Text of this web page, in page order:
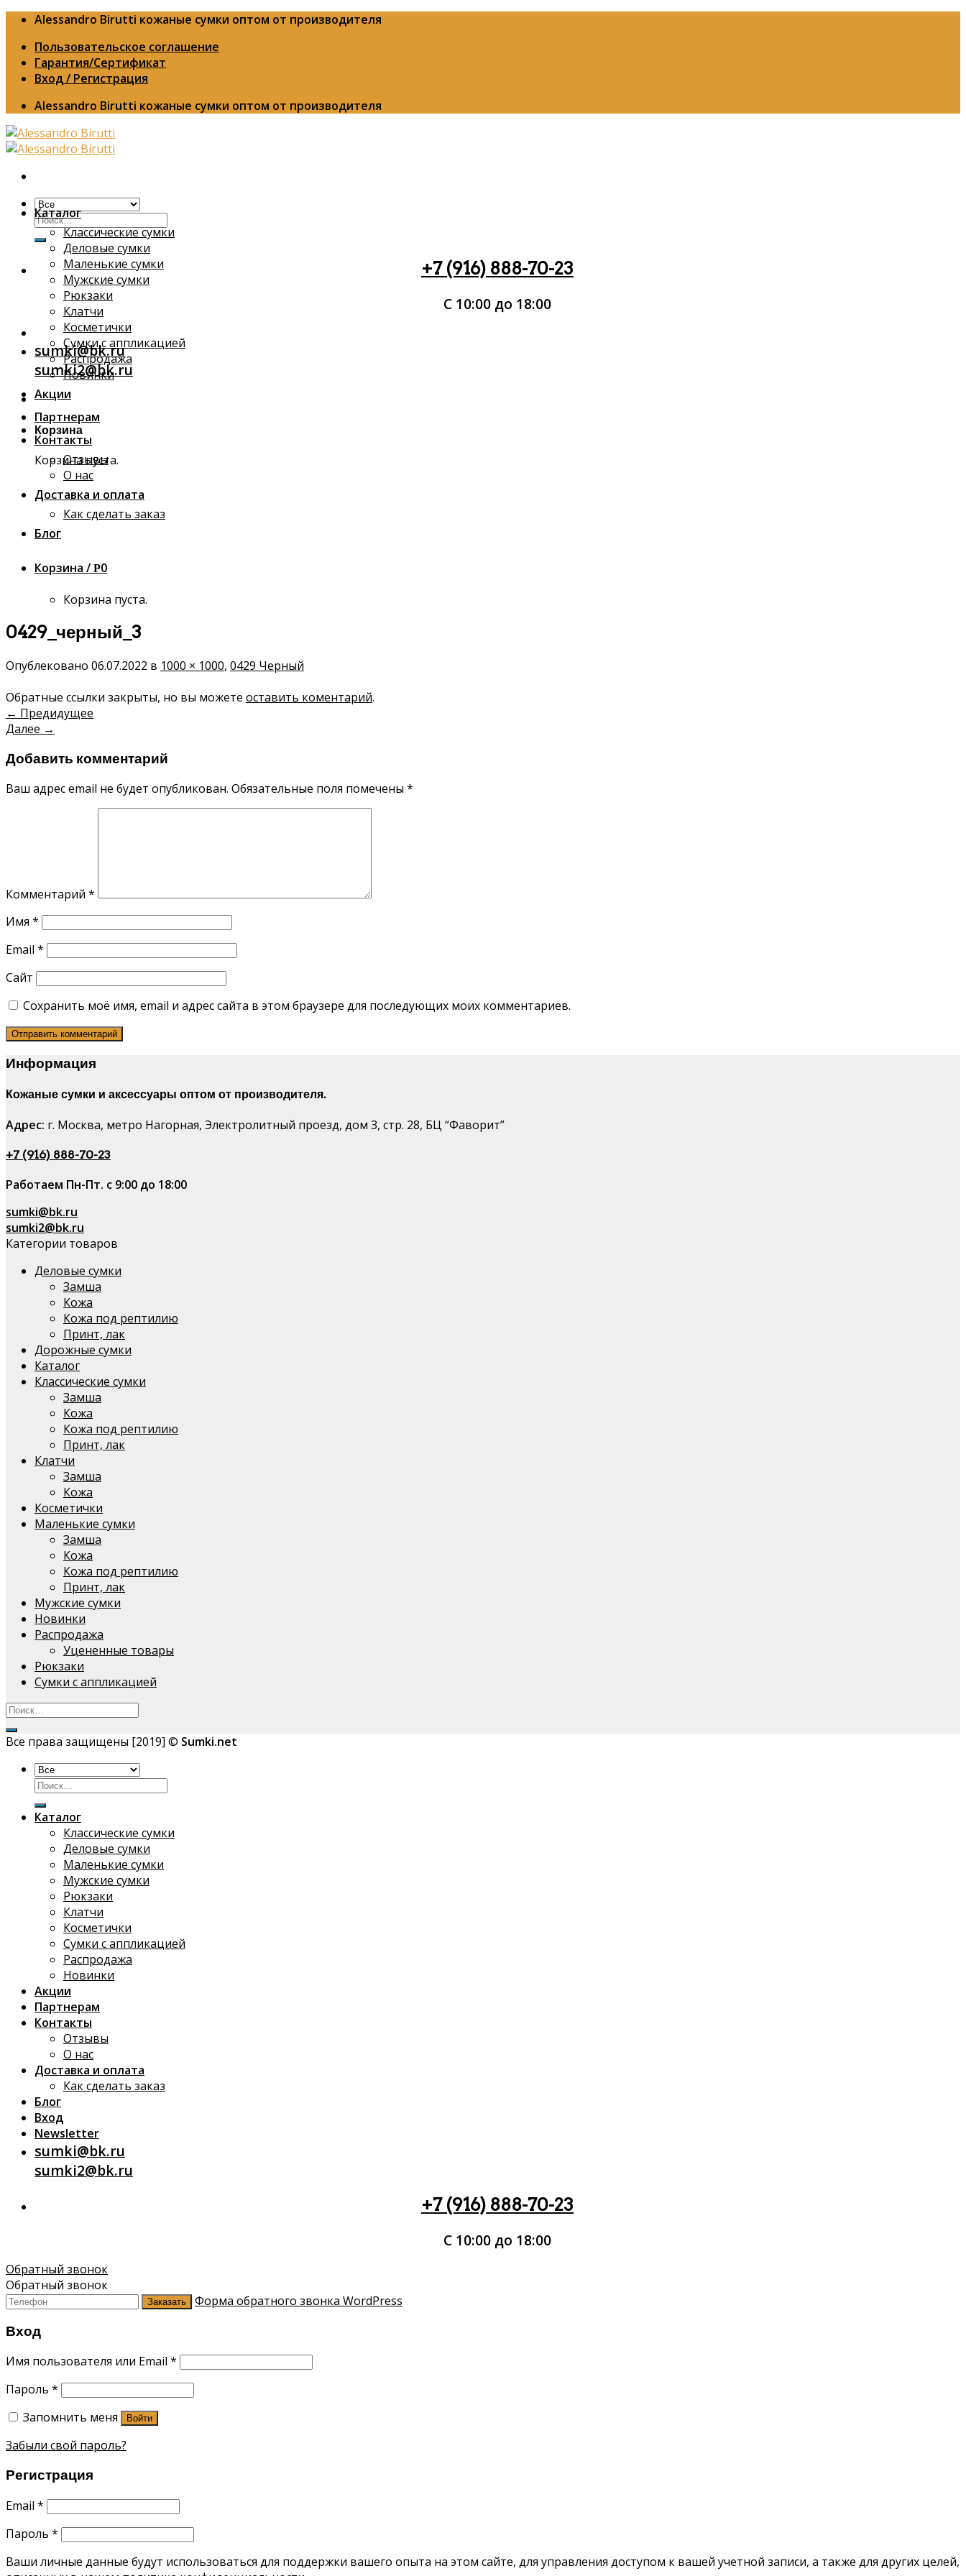
Skip
content
Alessandro Birutti кожаные сумки оптом от производителя
Пользовательское соглашение
Гарантия/Сертификат
Вход / Регистрация
Alessandro Birutti кожаные сумки оптом от производителя
Искать:
+7 (916) 888-70-23
С 10:00 до 18:00
sumki@bk.ru
sumki2@bk.ru
Корзина
Корзина пуста.
Каталог
Классические сумки
Деловые сумки
Маленькие сумки
Мужские сумки
Рюкзаки
Клатчи
Косметички
Сумки с аппликацией
Распродажа
Новинки
Акции
Партнерам
Контакты
Отзывы
О нас
Доставка и оплата
Как сделать заказ
Блог
Корзина / Р0
Корзина пуста.
0429_черный_3
Опублековано 06.07.2022 в 1000 × 1000, 0429 Черный
Обратные ссылки закрыты, но вы можете оставить коментарий.
← Предидущее
Далее →
Добавить комментарий
Ваш адрес email не будет опубликован. Обязательные поля помечены *
Комментарий *
Имя *
Email *
Сайт
Сохранить моё имя, email и адрес сайта в этом браузере для последующих моих комментариев.
Информация
Кожаные сумки и аксессуары оптом от производителя.
Адрес: г. Москва, метро Нагорная, Электролитный проезд, дом 3, стр. 28, БЦ “Фаворит”
+7 (916) 888-70-23
Работаем Пн-Пт. с 9:00 до 18:00
sumki@bk.ru
sumki2@bk.ru
Категории товаров
Деловые сумки
Замша
Кожа
Кожа под рептилию
Принт, лак
Дорожные сумки
Каталог
Классические сумки
Замша
Кожа
Кожа под рептилию
Принт, лак
Клатчи
Замша
Кожа
Косметички
Маленькие сумки
Замша
Кожа
Кожа под рептилию
Принт, лак
Мужские сумки
Новинки
Распродажа
Уцененные товары
Рюкзаки
Сумки с аппликацией
Все права защищены [2019] © Sumki.net
Искать:
Каталог
Классические сумки
Деловые сумки
Маленькие сумки
Мужские сумки
Рюкзаки
Клатчи
Косметички
Сумки с аппликацией
Распродажа
Новинки
Акции
Партнерам
Контакты
Отзывы
О нас
Доставка и оплата
Как сделать заказ
Блог
Вход
Newsletter
sumki@bk.ru
sumki2@bk.ru
+7 (916) 888-70-23
С 10:00 до 18:00
Обратный звонок
Обратный звонок
Заказать Форма обратного звонка WordPress
Вход
Имя пользователя или Email *
Пароль *
Запомнить меня
Войти
Забыли свой пароль?
Регистрация
Email *
Пароль *
Ваши личные данные будут использоваться для поддержки вашего опыта на этом сайте, для управления доступом к вашей учетной записи, а также для других целей,